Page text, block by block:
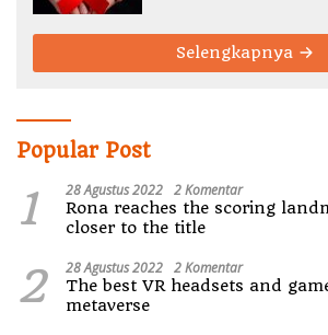
Selengkapnya
Popular Post
1 28 Agustus 2022 2 Komentar
Rona reaches the scoring
closer to the title
2 28 Agustus 2022 2 Komentar
The best VR headsets and
metaverse